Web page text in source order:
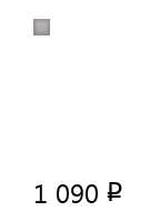
1 090 p